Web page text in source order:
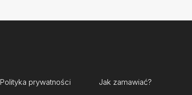
Polityka prywatności Jak zamawiać?